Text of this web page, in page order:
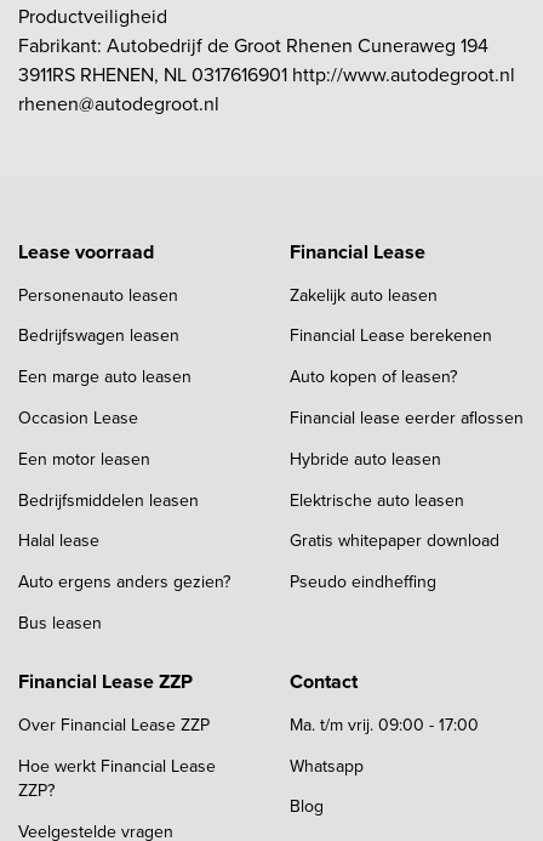
Productveiligheid
Fabrikant: Autobedrijf de Groot Rhenen Cuneraweg 194
3911RS RHENEN, NL 0317616901 http://www.autodegroot.nl
rhenen@autodegroot.nl
Lease voorraad
Personenauto leasen
Bedrijfswagen leasen
Een marge auto leasen
Occasion Lease
Een motor leasen
Bedrijfsmiddelen leasen
Halal lease
Auto ergens anders gezien?
Bus leasen
Financial Lease
Zakelijk auto leasen
Financial Lease berekenen
Auto kopen of leasen?
Financial lease eerder aflossen
Hybride auto leasen
Elektrische auto leasen
Gratis whitepaper download
Pseudo eindheffing
Financial Lease ZZP
Over Financial Lease ZZP
Hoe werkt Financial Lease
ZZP?
Veelgestelde vragen
Contact
Ma. t/m vrij. 09:00 - 17:00
Whatsapp
Blog